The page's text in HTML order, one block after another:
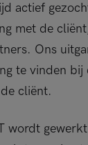
actief
met de
Ons
te vinden bij
cliënt.
wordt